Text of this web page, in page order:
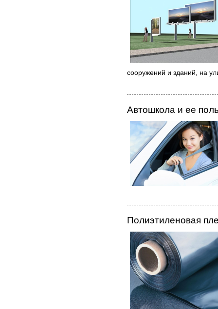
сооружений и зданий, на
Автошкола и ее
Полиэтиленовая